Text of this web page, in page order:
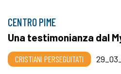
CENTRO PIME
Una testimonianza dal
CRISTIANI PERSEGUITATI